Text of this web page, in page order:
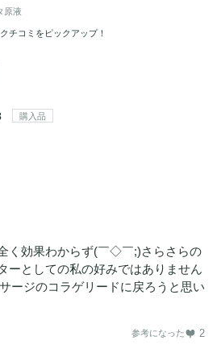
原液
チコミをピックアップ！
購入品
く効果わからず(￣◇￣;)さらさらの
ーとしての私の好みではありません
ージのコラゲリードに戻ろうと思い
参考になった 2